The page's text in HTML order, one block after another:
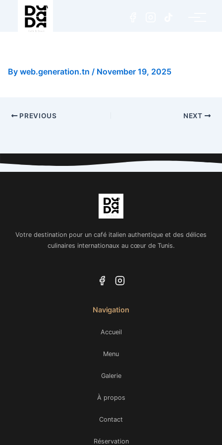
By web.generation.tn / November 19, 2025
PREVIOUS NEXT
Votre destination pour un café italien authentique et des délices
culinaires internationaux au cœur de Tunis.
Navigation
Accueil
Menu
Galerie
À propos
Contact
Réservation